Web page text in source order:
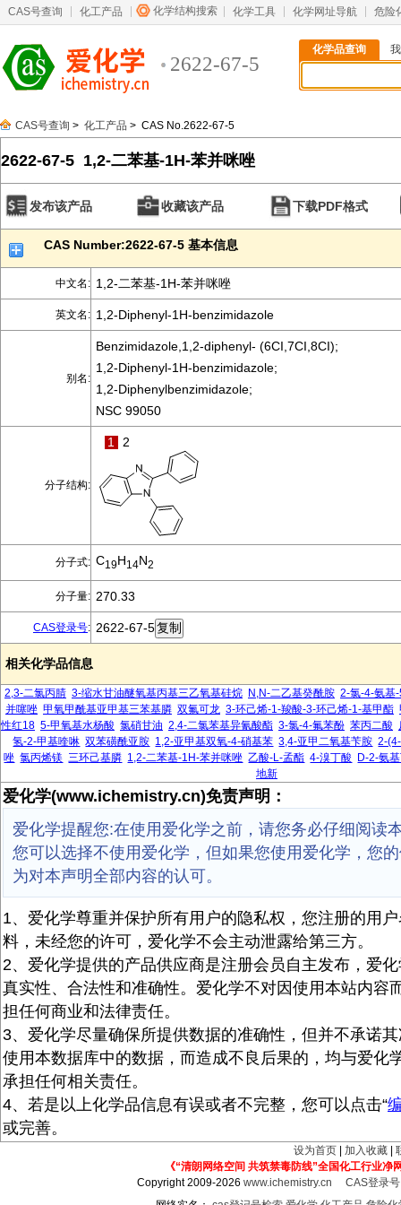
CAS号查询 化工产品 化学结构搜索 化学工具 化学网址导航 危险
2622-67-5
化学品查询
CAS号查询 > 化工产品 > CAS No.2622-67-5
2622-67-5 1,2-二苯基-1H-苯并咪唑
发布该产品 收藏该产品 下载PDF格式
CAS Number:2622-67-5 基本信息
中文名: 1,2-二苯基-1H-苯并咪唑
英文名: 1,2-Diphenyl-1H-benzimidazole
别名:
Benzimidazole,1,2-diphenyl- (6CI,7CI,8CI);
1,2-Diphenyl-1H-benzimidazole;
1,2-Diphenylbenzimidazole;
NSC 99050
分子结构:
1 2
分子式: C19H14N2
分子量: 270.33
CAS登录号: 2622-67-5
相关化学品信息
2,3-二氯丙腈 3-缩水甘油醚氧基丙基三乙氧基硅烷 N,N-二乙基癸酰胺 2-氯-4-氨基
并噻唑 甲氧甲酰基亚甲基三苯基膦 双氟可龙 3-环己烯-1-羧酸-3-环己烯-1-基甲酯
性红18 5-甲氧基水杨酸 氯硝甘油 2,4-二氯苯基异氰酸酯 3-氯-4-氟苯酚 苯丙二酸
氢-2-甲基喹啉 双苯磺酰亚胺 1,2-亚甲基双氧-4-硝基苯 3,4-亚甲二氧基苄胺 2-
唑 氯丙烯镁 三环己基膦 1,2-二苯基-1H-苯并咪唑 乙酸-L-孟酯 4-溴丁酸
D-2-氨
地新
爱化学(www.ichemistry.cn)免责声明：
爱化学提醒您:在使用爱化学之前，请您务必仔细阅读
您可以选择不使用爱化学，但如果您使用爱化学，您
为对本声明全部内容的认可。
1、爱化学尊重并保护所有用户的隐私权，您注册的用
料，未经您的许可，爱化学不会主动泄露给第三方。
2、爱化学提供的产品供应商是注册会员自主发布，爱
真实性、合法性和准确性。爱化学不对因使用本站内容
担任何商业和法律责任。
3、爱化学尽量确保所提供数据的准确性，但并不承诺
使用本数据库中的数据，而造成不良后果的，均与爱化
承担任何相关责任。
4、若是以上化学品信息有误或者不完整，您可以点击“
或完善。
设为首页 加入收藏
《“清朗网络空间 共筑禁毒防线”全国化工行业净
Copyright 2009-2026www.ichemistry.cn
CAS登录